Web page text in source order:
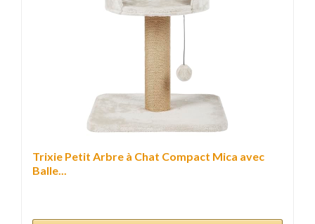
Trixie Petit Arbre à Chat Compact Mica avec
Balle...